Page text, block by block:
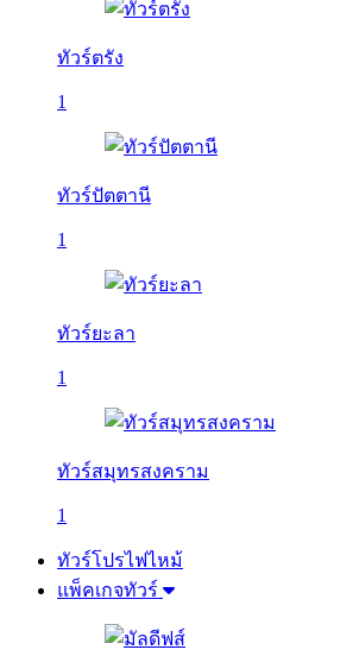
ทัวร์ตรัง
1
ทัวร์ปัตตานี
1
ทัวร์ยะลา
1
ทัวร์สมุทรสงคราม
1
ทัวร์โปรไฟไหม้
แพ็คเกจทัวร์